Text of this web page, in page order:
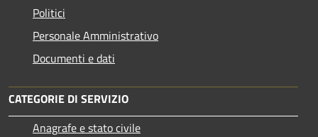
Politici
Personale Amministrativo
Documenti e dati
CATEGORIE DI SERVIZIO
Anagrafe e stato civile